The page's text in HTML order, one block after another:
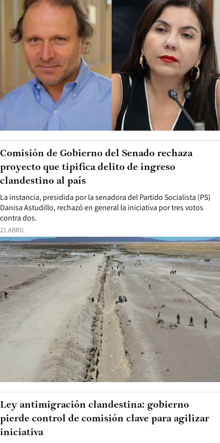
21 ABRIL
La instancia, presidida por la senadora del Partido Socialista (PS)
Danisa Astudillo, rechazó en general la iniciativa por tres votos
contra dos.
Comisión de Gobierno del Senado rechaza
proyecto que tipifica delito de ingreso
clandestino al país
Ley antimigración clandestina: gobierno
pierde control de comisión clave para agilizar
iniciativa